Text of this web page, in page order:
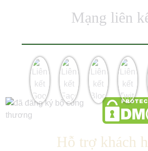
Mạng liên
Hỗ trợ khách